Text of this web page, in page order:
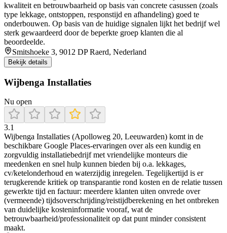
kwaliteit en betrouwbaarheid op basis van concrete casussen (zoals
type lekkage, ontstoppen, responstijd en afhandeling) goed te
onderbouwen. Op basis van de huidige signalen lijkt het bedrijf wel
sterk gewaardeerd door de beperkte groep klanten die al
beoordeelde.
Smitshoeke 3, 9012 DP Raerd, Nederland
Bekijk details
Wijbenga Installaties
Nu open
3.1
Wijbenga Installaties (Apolloweg 20, Leeuwarden) komt in de
beschikbare Google Places-ervaringen over als een kundig en
zorgvuldig installatiebedrijf met vriendelijke monteurs die
meedenken en snel hulp kunnen bieden bij o.a. lekkages,
cv/ketelonderhoud en waterzijdig inregelen. Tegelijkertijd is er
terugkerende kritiek op transparantie rond kosten en de relatie tussen
gewerkte tijd en factuur: meerdere klanten uiten onvrede over
(vermeende) tijdsoverschrijding/reistijdberekening en het ontbreken
van duidelijke kosteninformatie vooraf, wat de
betrouwbaarheid/professionaliteit op dat punt minder consistent
maakt.